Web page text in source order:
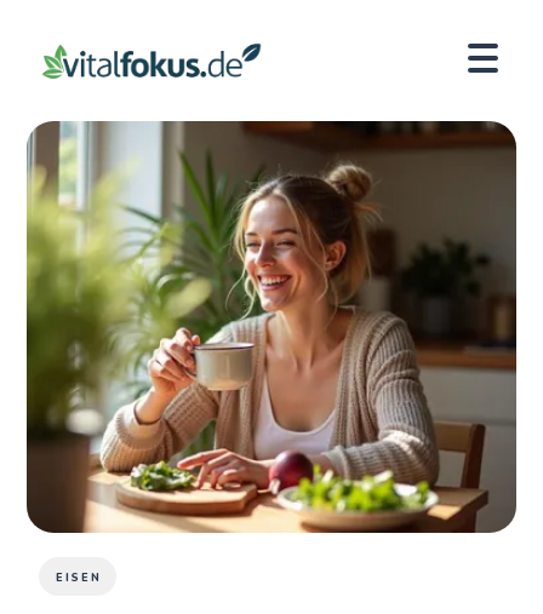
EISEN